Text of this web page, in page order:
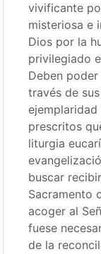
vivificante
misteriosa e
Dios por la
privilegiado
Deben
través de
prescritos
liturgia
buscar
Sacramento
acoger al
fuese
de la